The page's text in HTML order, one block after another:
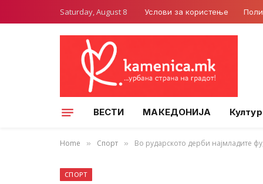
Saturday, August 8 Услови за користење
ВЕСТИ МАКЕДОНИЈА
Home » Спорт » Во рударското дерби најмладите
СПОРТ